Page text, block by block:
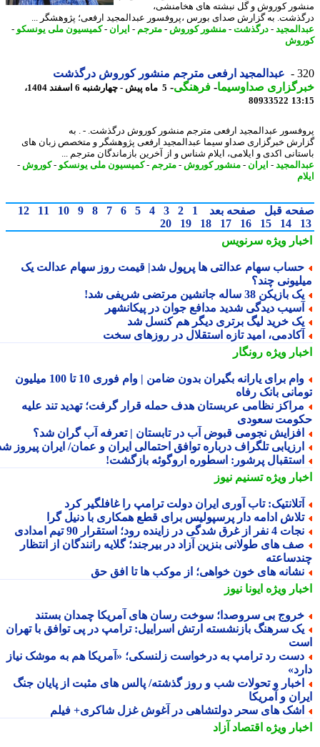
کوروش و گل نبشته های هخامنشی،
به گزارش صدای بورس ،پروفسور عبدالمجید ارفعی؛ پژوهشگر ...
-درگذشت-منشور کوروش -مترجم-ایران - کمیسیون ملی یونسکو-
عبدالمجید ارفعی مترجم منشور کوروش درگذشت
صداوسیما-فرهنگی-
5 ماه پیش - چهارشنبه 6 اسفند 1404،
80933522
عبدالمجید ارفعی مترجم منشور کوروش درگذشت. - . به
خبرگزاری صداو سیما عبدالمجید ارفعی پژوهشگر و متخصص زبان های
اکدی و ایلامی، ایلام شناس و از آخرین بازماندگان مترجم ...
-ایران - منشور کوروش -مترجم-کمیسیون ملی یونسکو-کوروش -
قبل صفحه بعد 1
2
3
4
5
6
7
8
9
10
11
12
14
15
16
17
18
19
20
ویژهسرنویس
سهام عدالتی ها پرپول شد| قیمت روز سهام عدالت یک
چند؟
بازیکن 38 ساله جانشین مرتضی شریفی شد!
دیدگی شدید مدافع جوان در پیکانشهر
خرید لیگ برتری دیگر هم کنسل شد
امید تازه استقلال در روزهای سخت
ویژهرونگار
وام برای یارانه بگیران بدون ضامن | وام فوری 10 تا 100 میلیون
بانک رفاه
نظامی عربستان هدف حمله قرار گرفت؛ تهدید تند علیه
سعودی
نجومی قبوض آب در تابستان | تعرفه آب گران شد؟
تلگراف درباره توافق احتمالی ایران و عمان/ ایران پیروز شد
پرشور: اسطوره اروگوئه بازگشت!
ویژهتسنیم نیوز
تاب آوری ایران دولت ترامپ را غافلگیر کرد
ادامه دار پرسپولیس برای قطع همکاری با دنیل گرا
از غرق شدگی در زاینده رود؛ استقرار 90 تیم امدادی
های طولانی بنزین آزاد در بیرجند؛ گلایه رانندگان از انتظار
های خون خواهی؛ از موکب ها تا افقِ حق
ویژهایونا نیوز
بی سروصدا؛ سوخت رسان های آمریکا چمدان بستند
سرهنگ بازنشسته ارتش اسراییل: ترامپ در پی توافق با تهران
رد ترامپ به درخواست زلنسکی؛ «آمریکا هم به موشک نیاز
و تحولات شب و روز گذشته/ پالس های مثبت از پایان جنگ
و آمریکا
های سحر دولتشاهی در آغوش غزل شاکری+ فیلم
ویژهاقتصاد آزاد